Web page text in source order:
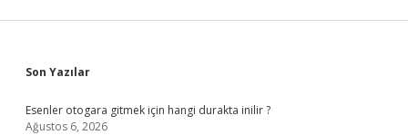
Sidebar
Son Yazılar
Esenler otogara gitmek için hangi durakta inilir ?
Ağustos 6, 2026